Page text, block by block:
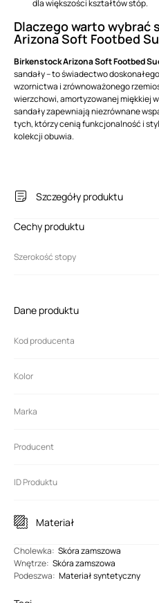
dla większości kształtów stóp.
Dlaczego warto wybrać
Arizona Soft Footbed
Birkenstock Arizona Soft Footbed
sandały – to świadectwo
wzornictwa i zrównoważonego
wierzchowi, amortyzowanej miękkiej
sandały zapewniają niezrównane
tych, którzy cenią funkcjonalność i
kolekcji obuwia.
Szczegóły produktu
Cechy produktu
Szerokość stopy
Dane produktu
Kod producenta
Kolor
Marka
Producent
ID Produktu
Materiał
Cholewka: Skóra zamszowa
Wnętrze: Skóra zamszowa
Podeszwa: Materiał syntetyczny